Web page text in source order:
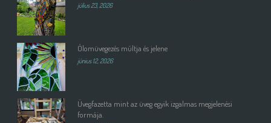
július 23, 2026
Ólomüvegezés múltja és jelene
június 12, 2026
Üvegfazetta mint az üveg egyik izgalmas megjelenési
formája.